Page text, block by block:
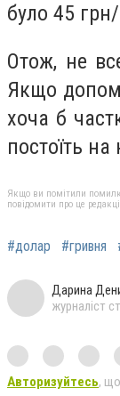
було 45
Отож, не
Якщо
хоча б
постоїть на
Якщо ви помітили
повідомити про це
#долар #гривня
Дарина
журналіст
Авторизуйтесь,